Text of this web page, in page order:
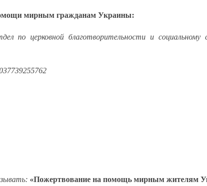
мирным гражданам Украины:
по церковной благотворительности и
«Пожертвование на помощь мирным жителям